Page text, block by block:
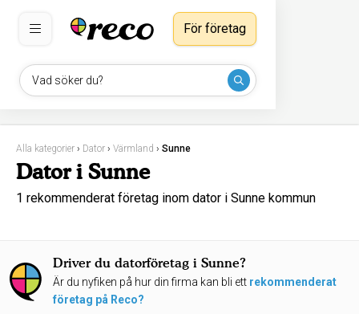
Vad söker du?
För företag
Alla kategorier › Dator › Värmland › Sunne
Dator i Sunne
1 rekommenderat företag inom dator i Sunne kommun
Driver du datorföretag i Sunne?
Är du nyfiken på hur din firma kan bli ett rekommenderat
företag på Reco?